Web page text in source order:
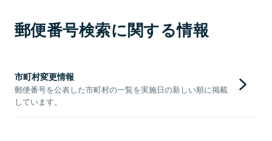
郵便番号検索に関する情報
市町村変更情報
郵便番号を公表した市町村の一覧を実施日の新しい順に掲載
しています。